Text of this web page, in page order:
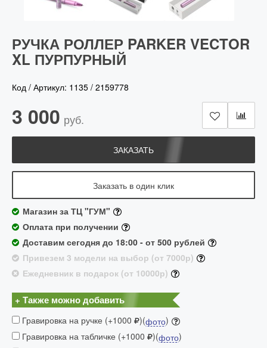
РУЧКА РОЛЛЕР PARKER VECTOR
XL ПУРПУРНЫЙ
Код / Артикул: 1135 / 2159778
3 000 руб.
ЗАКАЗАТЬ
Заказать в один клик
Магазин за ТЦ "ГУМ"
Оплата при получении
Доставим сегодня до 18:00 - от 500 рублей
Привезем 3 модели на выбор (от 7000р)
Ежедневник в подарок (от 10000р)
+ Также можно добавить
Гравировка на ручке (+1000 )(фото)
Гравировка на табличке (+1000
)(фото)